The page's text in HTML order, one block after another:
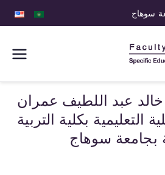
سوهاج
كلية التربية
النوعية
خالد عبد اللطيف عمران
التعليمية بكلية التربية
بجامعة سوهاج